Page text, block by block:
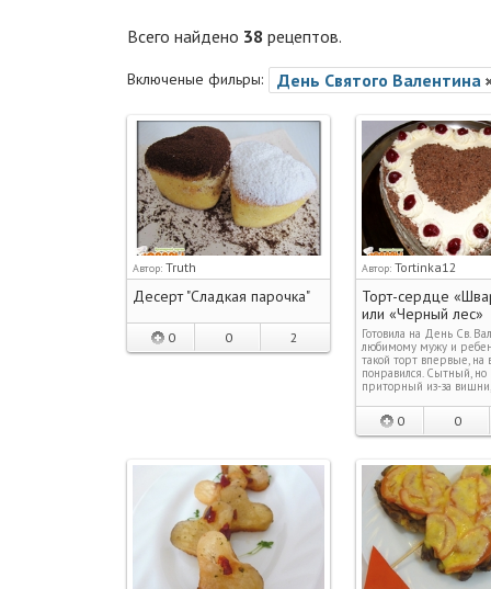
Всего найдено 38 рецептов.
Включеные фильры: День Святого Валентина
Автор: Truth
Десерт "Сладкая парочка"
0 0 2
Автор: Tortinka12
Торт-сердце
или «Черный лес»
Готовила на День Св.
любимому мужу и
такой торт впервые, на
понравился. Сытный, но
приторный из-за
0 0